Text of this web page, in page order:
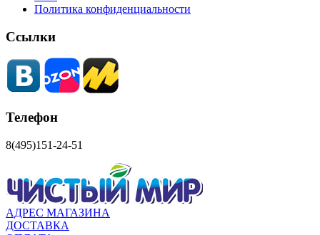
Политика конфиденциальности
Ссылки
Телефон
8(495)151-24-51
АДРЕС МАГАЗИНА
ДОСТАВКА